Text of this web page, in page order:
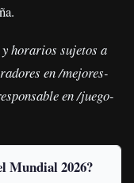
y horarios sujetos a
en /mejores-
en /juego-
Mundial 2026?